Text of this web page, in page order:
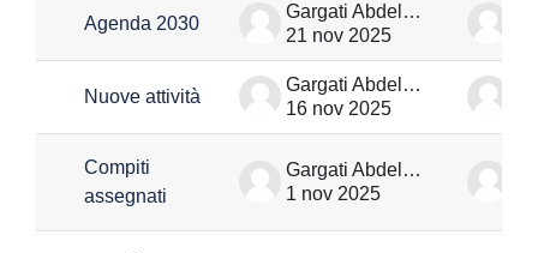
Agenda 2030
Gargati Abdellah
21 nov 2025
Nuove attività
Gargati Abdellah
16 nov 2025
Compiti
assegnati
Gargati Abdellah
1 nov 2025